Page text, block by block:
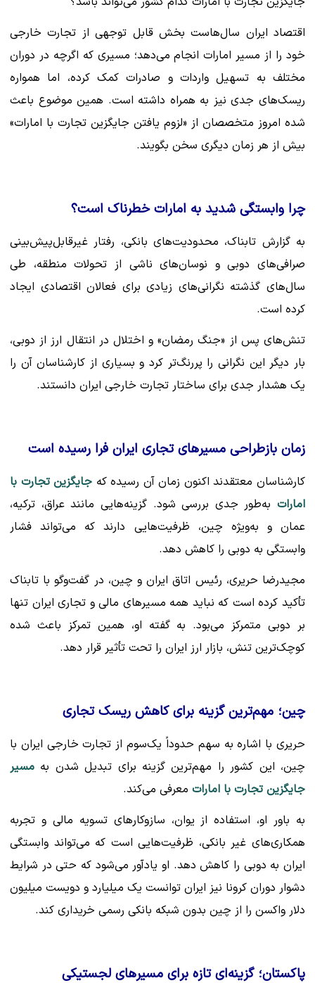
اقتصاد ایران سال‌هاست بخش قابل توجهی از تجارت خارجی
خود را از مسیر امارات انجام می‌دهد؛ مسیری که اگرچه در دوران
مختلف به تسهیل واردات و صادرات کمک کرده، اما همواره
ریسک‌های جدی نیز به همراه داشته است. همین موضوع باعث
شده امروز متخصصان از «لزوم یافتن جایگزین تجارت با امارات»
بیش از هر زمان دیگری سخن بگویند.
چرا وابستگی شدید به امارات خطرناک است؟
به گزارش تابناک، محدودیت‌های بانکی، رفتار غیرقابل‌پیش‌بینی
صرافی‌های دوبی و نوسان‌های ناشی از تحولات منطقه، طی
سال‌های گذشته نگرانی‌های زیادی برای فعالان اقتصادی ایجاد
کرده است.
تنش‌های پس از «جنگ رمضان» و اختلال در انتقال ارز از دوبی،
بار دیگر این نگرانی را پررنگ‌تر کرد و بسیاری از کارشناسان آن را
یک هشدار جدی برای ساختار تجارت خارجی ایران دانستند.
زمان بازطراحی مسیرهای تجاری ایران فرا رسیده است
کارشناسان معتقدند اکنون زمان آن رسیده که جایگزین تجارت با
امارات به‌طور جدی بررسی شود. گزینه‌هایی مانند عراق، ترکیه،
عمان و به‌ویژه چین، ظرفیت‌هایی دارند که می‌تواند فشار
وابستگی به دوبی را کاهش دهد.
مجیدرضا حریری، رئیس اتاق ایران و چین، در گفت‌وگو با تابناک
تأکید کرده است که نباید همه مسیرهای مالی و تجاری ایران تنها
بر دوبی متمرکز می‌بود. به گفته او، همین تمرکز باعث شده
کوچک‌ترین تنش، بازار ارز ایران را تحت تأثیر قرار دهد.
چین؛ مهم‌ترین گزینه برای کاهش ریسک تجاری
حریری با اشاره به سهم حدوداً یک‌سوم از تجارت خارجی ایران با
چین، این کشور را مهم‌ترین گزینه برای تبدیل شدن به مسیر
جایگزین تجارت با امارات معرفی می‌کند.
به باور او، استفاده از یوان، سازوکارهای تسویه مالی و تجربه
همکاری‌های غیر بانکی، ظرفیت‌هایی است که می‌تواند وابستگی
ایران به دوبی را کاهش دهد. او یادآور می‌شود که حتی در شرایط
دشوار دوران کرونا نیز ایران توانست یک میلیارد و دویست میلیون
دلار واکسن را از چین بدون شبکه بانکی رسمی خریداری کند.
پاکستان؛ گزینه‌ای تازه برای مسیرهای لجستیکی